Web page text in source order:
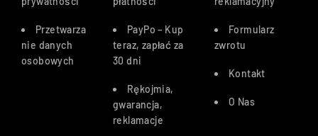
Przetwarza
nie danych
osobowych
PayPo – Kup
teraz, zapłać za
30 dni
Rękojmia,
gwarancja,
reklamacje
Formularz
zwrotu
Kontakt
O Nas